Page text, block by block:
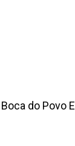
do Povo